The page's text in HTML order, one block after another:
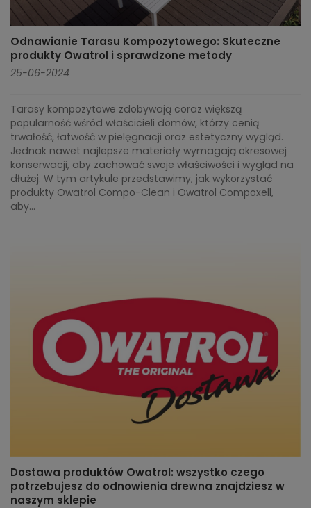
Odnawianie Tarasu Kompozytowego: Skuteczne
produkty Owatrol i sprawdzone metody
25-06-2024
Tarasy kompozytowe zdobywają coraz większą
popularność wśród właścicieli domów, którzy cenią
trwałość, łatwość w pielęgnacji oraz estetyczny wygląd.
Jednak nawet najlepsze materiały wymagają okresowej
konserwacji, aby zachować swoje właściwości i wygląd na
dłużej. W tym artykule przedstawimy, jak wykorzystać
produkty Owatrol Compo-Clean i Owatrol Compoxell,
aby...
Dostawa produktów Owatrol: wszystko czego
potrzebujesz do odnowienia drewna znajdziesz w
naszym sklepie